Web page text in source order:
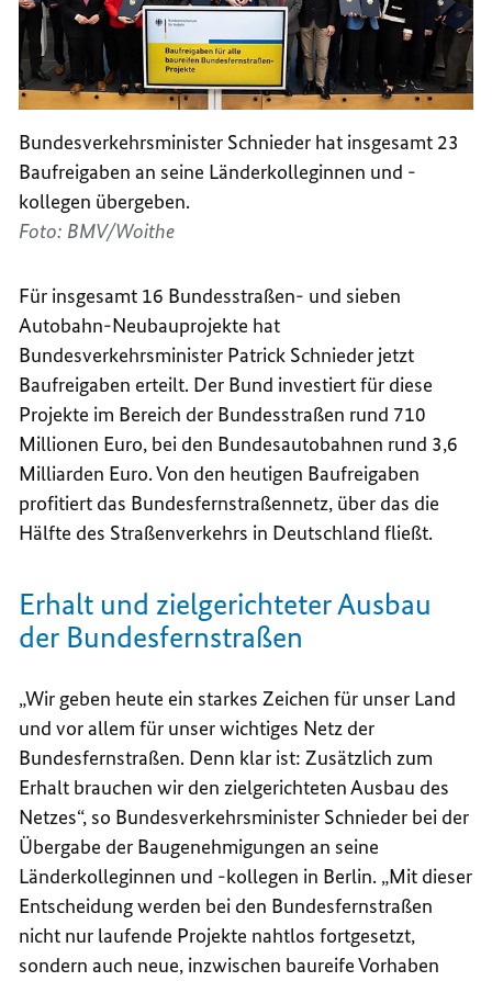
Bundesverkehrsminister Schnieder hat insgesamt 23
Baufreigaben an seine Länderkolleginnen und -
kollegen übergeben.
Foto: BMV/Woithe
Für insgesamt 16 Bundesstraßen- und sieben
Autobahn-Neubauprojekte hat
Bundesverkehrsminister Patrick Schnieder jetzt
Baufreigaben erteilt. Der Bund investiert für diese
Projekte im Bereich der Bundesstraßen rund 710
Millionen Euro, bei den Bundesautobahnen rund 3,6
Milliarden Euro. Von den heutigen Baufreigaben
profitiert das Bundesfernstraßennetz, über das die
Hälfte des Straßenverkehrs in Deutschland fließt.
Erhalt und zielgerichteter Ausbau
der Bundesfernstraßen
„Wir geben heute ein starkes Zeichen für unser Land
und vor allem für unser wichtiges Netz der
Bundesfernstraßen. Denn klar ist: Zusätzlich zum
Erhalt brauchen wir den zielgerichteten Ausbau des
Netzes“, so Bundesverkehrsminister Schnieder bei der
Übergabe der Baugenehmigungen an seine
Länderkolleginnen und -kollegen in Berlin. „Mit dieser
Entscheidung werden bei den Bundesfernstraßen
nicht nur laufende Projekte nahtlos fortgesetzt,
sondern auch neue, inzwischen baureife Vorhaben